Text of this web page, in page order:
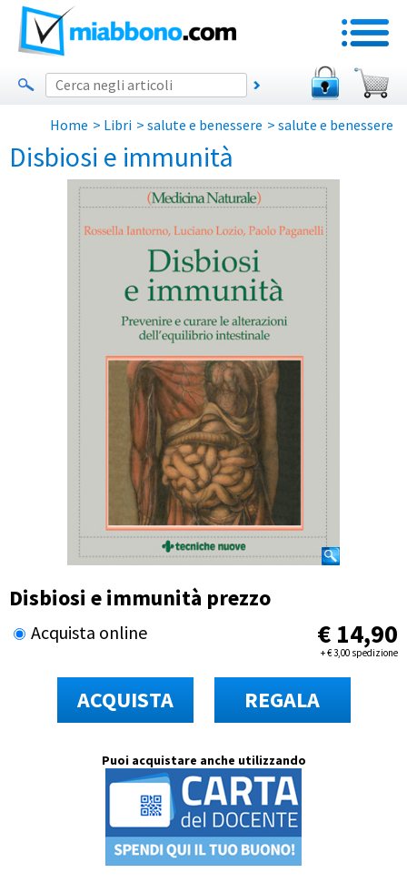
Home > Libri > salute e benessere > salute e benessere
Disbiosi e immunità
Disbiosi e immunità prezzo
Acquista online € 14,90
+€3,00 spedizione
ACQUISTA REGALA
Puoi acquistare anche utilizzando